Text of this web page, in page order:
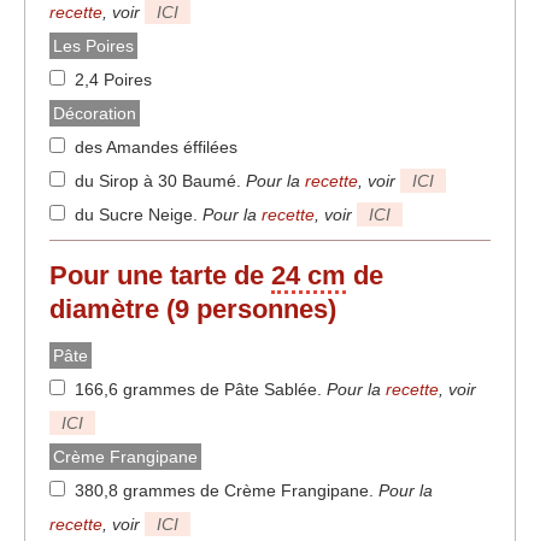
recette , voir
ICI
Les Poires
2,4 Poires
Décoration
des Amandes éffilées
du Sirop à 30 Baumé Pour la recette , voir
ICI
du Sucre Neige Pour la recette , voir ICI
Pour une tarte de 24 cm de
diamètre (9 personnes)
Pâte
166,6 grammes de Pâte Sablée Pour la recette , voir
ICI
Crème Frangipane
380,8 grammes de Crème Frangipane Pour la
recette , voir
ICI